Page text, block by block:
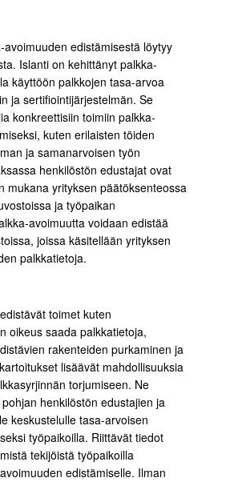
avoimuuden edistämisestä löytyy
Islanti on kehittänyt palkka-
käyttöön palkkojen tasa-arvoa
ja sertifiointijärjestelmän. Se
konkreettisiin toimiin palkka-
kuten erilaisten töiden
ja samanarvoisen työn
henkilöstön edustajat ovat
mukana yrityksen päätöksenteossa
ja työpaikan
avoimuutta voidaan edistää
joissa käsitellään yrityksen
palkkatietoja.
toimet kuten
oikeus saada palkkatietoja,
rakenteiden purkaminen ja
lisäävät mahdollisuuksia
torjumiseen. Ne
henkilöstön edustajien ja
keskustelulle tasa-arvoisen
työpaikoilla. Riittävät tiedot
tekijöistä työpaikoilla
edistämiselle. Ilman